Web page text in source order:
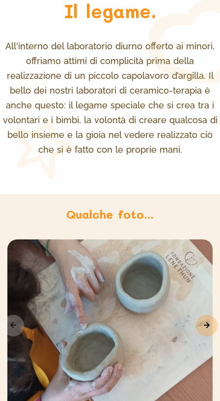
Il legame.
All'interno del laboratorio diurno offerto ai minori,
offriamo attimi di complicità prima della
realizzazione di un piccolo capolavoro d’argilla. Il
bello dei nostri laboratori di ceramico-terapia è
anche questo: il legame speciale che si crea tra i
volontari e i bimbi, la volontà di creare qualcosa di
bello insieme e la gioia nel vedere realizzato ciò
che si è fatto con le proprie mani.⁠
Qualche foto...